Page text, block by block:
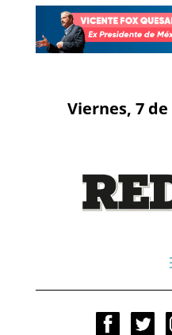
Viernes, 7